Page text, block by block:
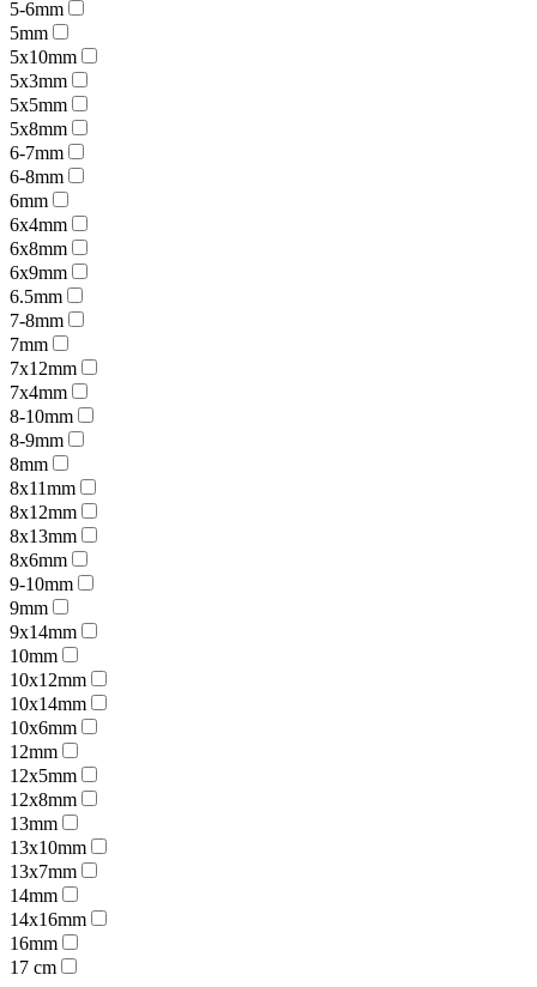
5-6mm
5mm
5x10mm
5x3mm
5x5mm
5x8mm
6-7mm
6-8mm
6mm
6x4mm
6x8mm
6x9mm
6.5mm
7-8mm
7mm
7x12mm
7x4mm
8-10mm
8-9mm
8mm
8x11mm
8x12mm
8x13mm
8x6mm
9-10mm
9mm
9x14mm
10mm
10x12mm
10x14mm
10x6mm
12mm
12x5mm
12x8mm
13mm
13x10mm
13x7mm
14mm
14x16mm
16mm
17 cm